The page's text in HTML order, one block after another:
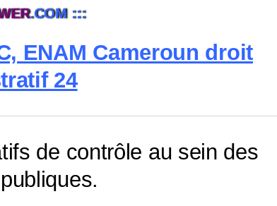
.COM :::
ENAM Cameroun droit
24
de contrôle au sein des